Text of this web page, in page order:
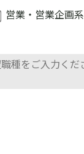
営業・営業企画系